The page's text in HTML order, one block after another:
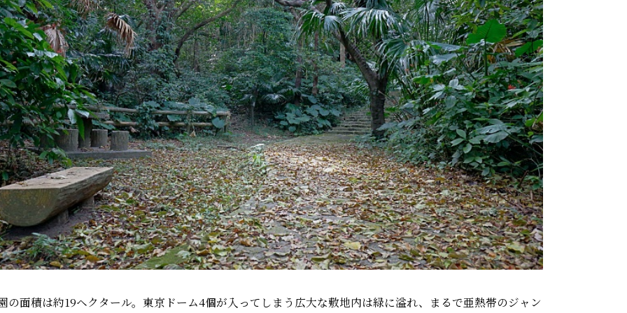
の面積は約19ヘクタール。東京ドーム4個が入ってしまう広大な敷地内は緑に溢れ、まるで亜熱帯のジャン